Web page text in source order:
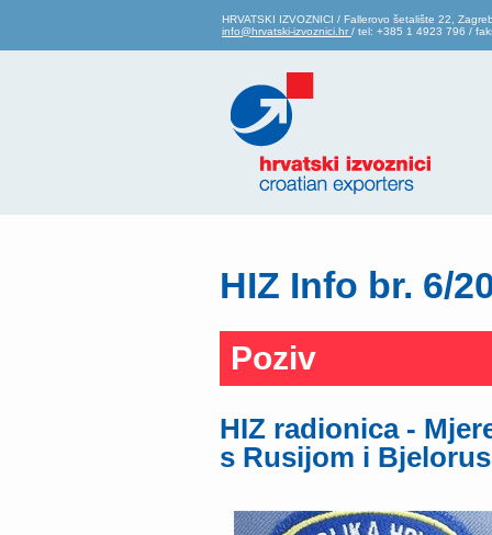
HRVATSKI IZVOZNICI / Fallerovo šetalište 22,
info@hrvatski-izvoznici.hr / tel: +385 1 4923 796 /
HIZ Info br. 6/
Poziv
HIZ radionica -
s Rusijom i